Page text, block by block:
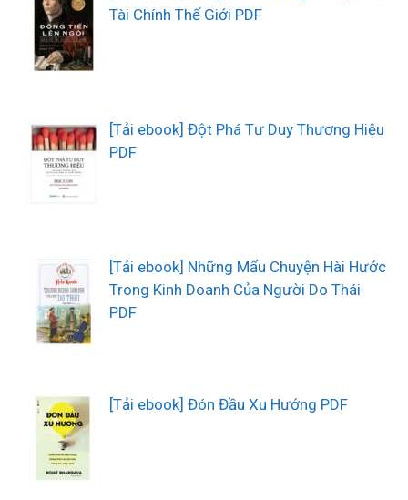
Tài Chính Thế Giới PDF
[Tải ebook] Đột Phá Tư Duy Thương Hiệu
PDF
[Tải ebook] Những Mẩu Chuyện Hài Hước
Trong Kinh Doanh Của Người Do Thái
PDF
[Tải ebook] Đón Đầu Xu Hướng PDF